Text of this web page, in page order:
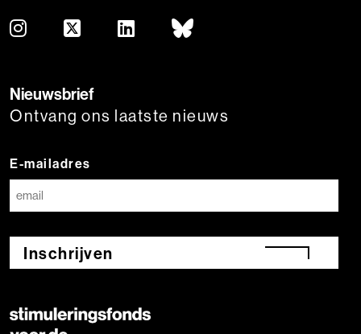
Nieuwsbrief
Ontvang ons laatste nieuws
E-mailadres
Inschrijven